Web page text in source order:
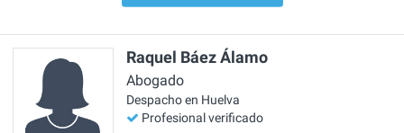
Raquel Báez Álamo
Abogado
Despacho en Huelva
Profesional verificado